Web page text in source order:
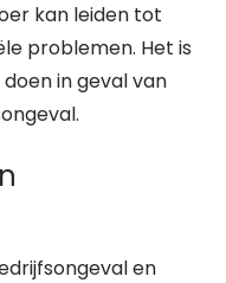
kan leiden tot
problemen. Het is
in geval van
en